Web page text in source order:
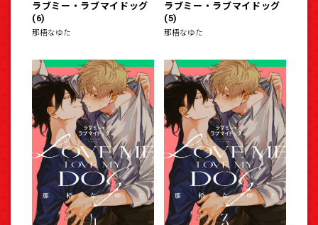
ラブミー・ラブマイドッグ
(6)
那梧なゆた
ラブミー・ラブマイドッグ
(5)
那梧なゆた